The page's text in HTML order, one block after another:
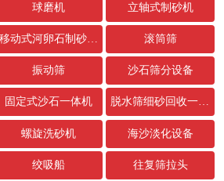
球磨机 立轴式制砂机
移动式河卵石制砂生产线 滚筒筛
振动筛 沙石筛分设备
固定式沙石一体机 脱水筛细砂回收一体机
螺旋洗砂机 海沙淡化设备
绞吸船 往复筛拉头